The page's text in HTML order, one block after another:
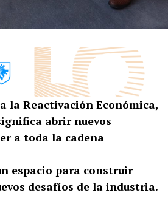
la Reactivación Económica,
abrir nuevos
a toda la cadena
espacio para construir
desafíos de la industria.